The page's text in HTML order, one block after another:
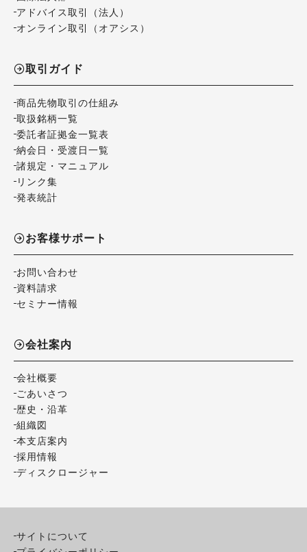
アドバイス取引（法人）
オンライン取引（オアシス）
取引ガイド
商品先物取引の仕組み
取扱銘柄一覧
委託者証拠金一覧表
納会日・受渡日一覧
諸規定・マニュアル
リンク集
発表統計
お客様サポート
お問い合わせ
資料請求
セミナー情報
会社案内
会社概要
ごあいさつ
歴史・沿革
組織図
本支店案内
採用情報
ディスクロージャー
サイトについて